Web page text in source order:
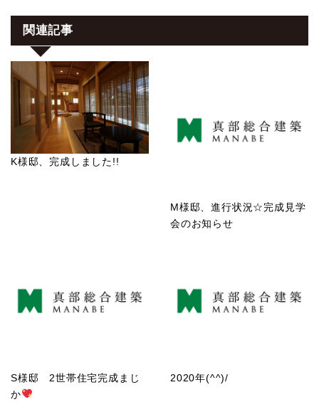
関連記事
K様邸、完成しました!!
M様邸、進行状況☆完成見学
会のお知らせ
S様邸 2世帯住宅完成まじ
か
2020年(^^)/